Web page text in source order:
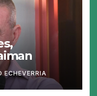
ECHEVERRIA